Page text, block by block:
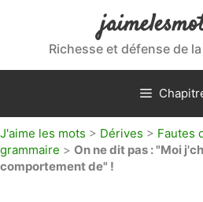
Richesse et défense de
J'aime les mots > Dérives > Fautes
grammaire > On ne dit pas : "Moi
comportement de" !